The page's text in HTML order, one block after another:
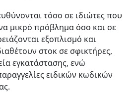
τόσο σε ιδιώτες που
μικρό πρόβλημα όσο και σε
εξοπλισμό και
στοκ σε σφικτήρες,
εγκατάστασης, ενώ
ειδικών κωδικών